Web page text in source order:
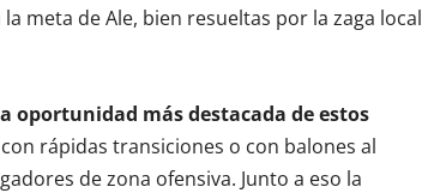
meta de Ale, bien resueltas por la zaga local
oportunidad más destacada de estos
rápidas transiciones o con balones al
de zona ofensiva. Junto a eso la